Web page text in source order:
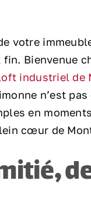
votre
Bienvenue
industriel de
n’est
en
cœur de